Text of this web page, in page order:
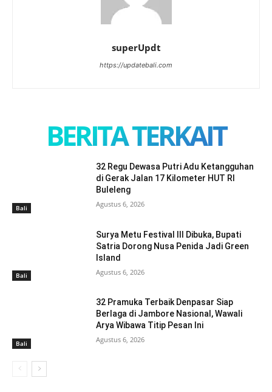
superUpdt
https://updatebali.com
BERITA TERKAIT
Bali
32 Regu Dewasa Putri Adu Ketangguhan
di Gerak Jalan 17 Kilometer HUT RI
Buleleng
Agustus 6, 2026
Bali
Surya Metu Festival III Dibuka, Bupati
Satria Dorong Nusa Penida Jadi Green
Island
Agustus 6, 2026
Bali
32 Pramuka Terbaik Denpasar Siap
Berlaga di Jambore Nasional, Wawali
Arya Wibawa Titip Pesan Ini
Agustus 6, 2026